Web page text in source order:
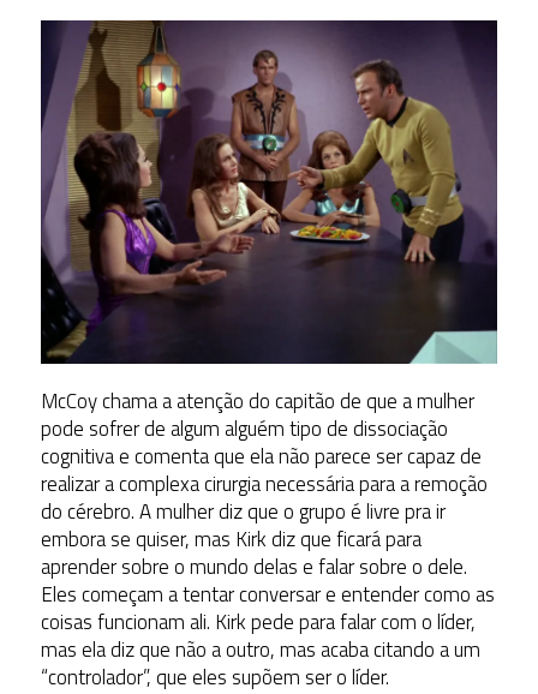
McCoy chama a atenção do capitão de que a mulher
pode sofrer de algum alguém tipo de dissociação
cognitiva e comenta que ela não parece ser capaz de
realizar a complexa cirurgia necessária para a remoção
do cérebro. A mulher diz que o grupo é livre pra ir
embora se quiser, mas Kirk diz que ficará para
aprender sobre o mundo delas e falar sobre o dele.
Eles começam a tentar conversar e entender como as
coisas funcionam ali. Kirk pede para falar com o líder,
mas ela diz que não a outro, mas acaba citando a um
“controlador”, que eles supõem ser o líder.